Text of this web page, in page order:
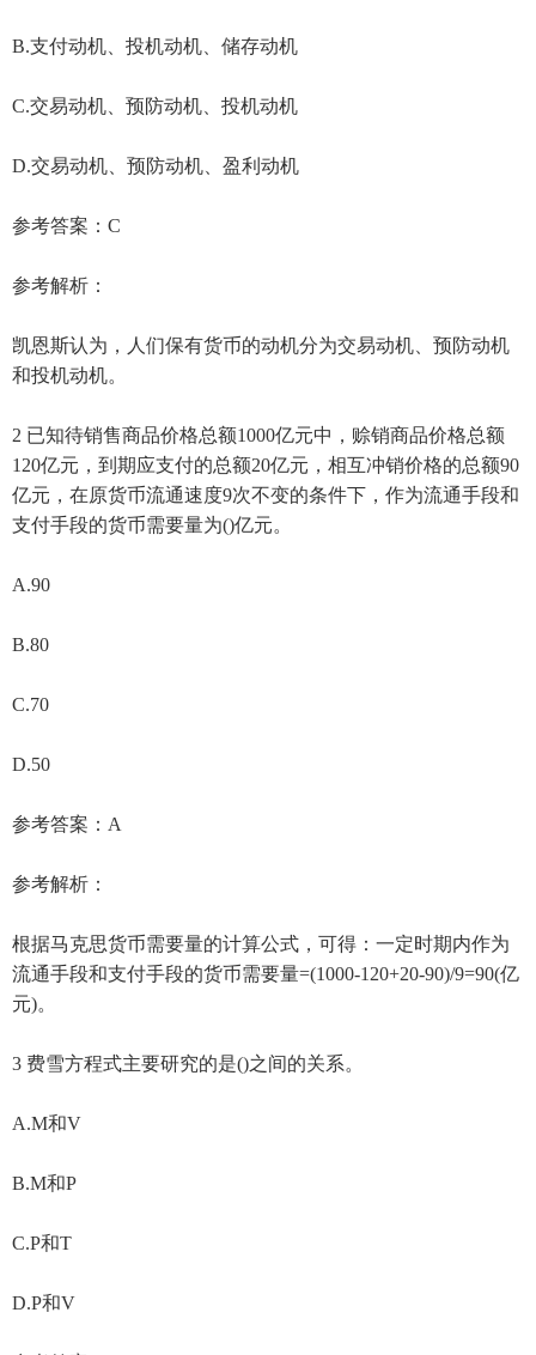
B.支付动机、投机动机、储存动机
C.交易动机、预防动机、投机动机
D.交易动机、预防动机、盈利动机
参考答案：C
参考解析：
凯恩斯认为，人们保有货币的动机分为交易动机、预防动机
和投机动机。
2 已知待销售商品价格总额1000亿元中，赊销商品价格总额
120亿元，到期应支付的总额20亿元，相互冲销价格的总额90
亿元，在原货币流通速度9次不变的条件下，作为流通手段和
支付手段的货币需要量为()亿元。
A.90
B.80
C.70
D.50
参考答案：A
参考解析：
根据马克思货币需要量的计算公式，可得：一定时期内作为
流通手段和支付手段的货币需要量=(1000-120+20-90)/9=90(亿
元)。
3 费雪方程式主要研究的是()之间的关系。
A.M和V
B.M和P
C.P和T
D.P和V